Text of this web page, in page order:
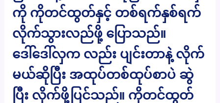
ကို ကိုတင်ထွတ်နှင့် တစ်ရက်နှစ်ရက်
လိုက်သွားလည်ဖို့ ပြောသည်။
ဒေါ်ဒေါ်လှက လည်း ပျင်းတာနဲ့ လိုက်
မယ်ဆိုပြီး အထုပ်တစ်ထုပ်စာပဲ ဆွဲ
ပြီး လိုက်ဖို့ပြင်သည်။ ကိုတင်ထွတ်